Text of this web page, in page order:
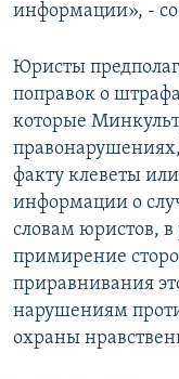
информации», -
Юристы
поправок о
которые
факту клеветы
информации о
словам юристов, в
примирение
приравнивания
нарушениям
охраны